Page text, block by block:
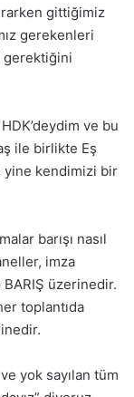
gittiğimiz
gerekenleri
gerektiğini
ve bu
ile birlikte Eş
yine kendimizi bir
barışı nasıl
imza
BARIŞ üzerinedir.
toplantıda
yok sayılan tüm